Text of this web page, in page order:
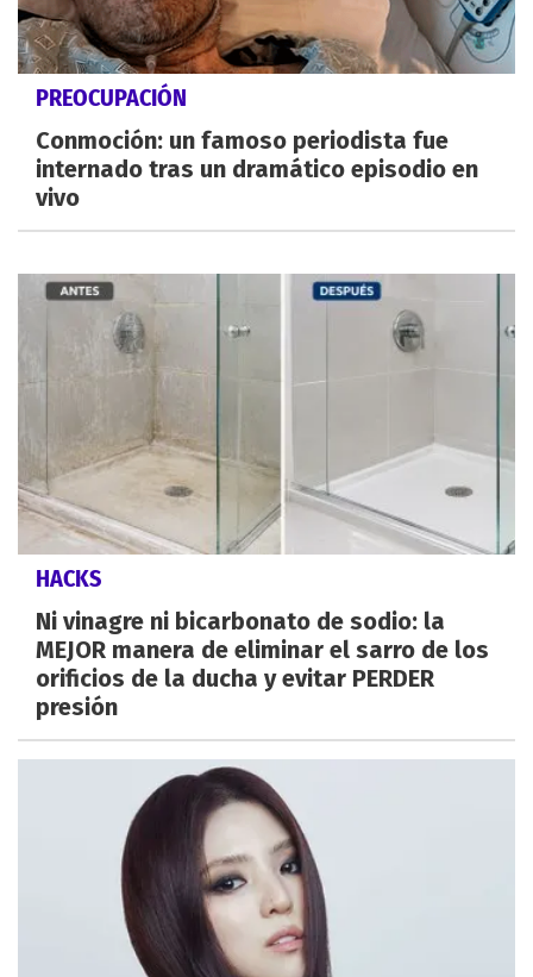
PREOCUPACIÓN
Conmoción: un famoso periodista fue
internado tras un dramático episodio en
vivo
HACKS
Ni vinagre ni bicarbonato de sodio: la
MEJOR manera de eliminar el sarro de los
orificios de la ducha y evitar PERDER
presión